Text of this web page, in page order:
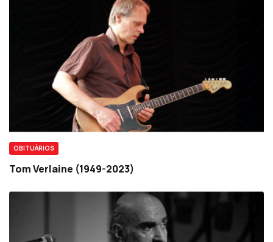
OBITUÁRIOS
Tom Verlaine (1949-2023)